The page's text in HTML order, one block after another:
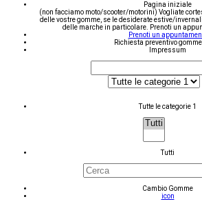
Pagina iniziale
(non facciamo moto/scooter/motorini) Vogliate
delle vostre gomme, se le desiderate estive/
delle marche in particolare.
Prenoti un
Prenoti un
Richiesta preventivo
Impressum
Tutte le categorie 1
Tutti
Cambio Gomme
icon